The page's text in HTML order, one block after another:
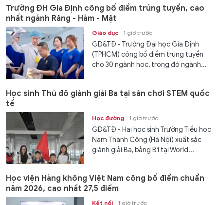
Trường ĐH Gia Định công bố điểm trúng tuyển, cao
nhất ngành Răng - Hàm - Mặt
Giáo dục 1 giờ trước
GD&TĐ - Trường Đại học Gia Định
(TPHCM) công bố điểm trúng tuyển
cho 30 ngành học, trong đó ngành...
Học sinh Thủ đô giành giải Ba tại sân chơi STEM quốc
tế
Học đường 1 giờ trước
GD&TĐ - Hai học sinh Trường Tiểu học
Nam Thành Công (Hà Nội) xuất sắc
giành giải Ba, bảng B1 tại World...
Học viện Hàng không Việt Nam công bố điểm chuẩn
năm 2026, cao nhất 27,5 điểm
Kết nối 1 giờ trước